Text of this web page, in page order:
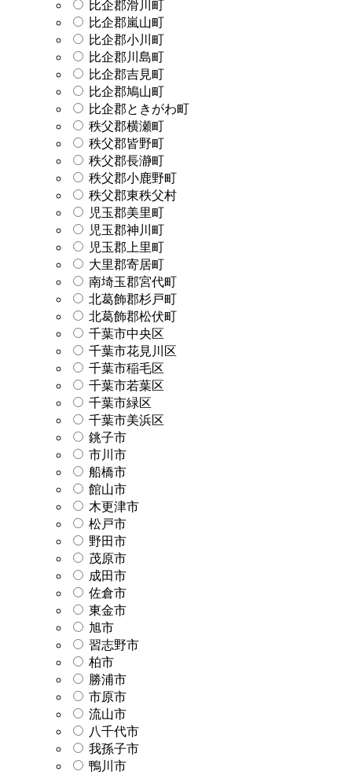
比企郡滑川町
比企郡嵐山町
比企郡小川町
比企郡川島町
比企郡吉見町
比企郡鳩山町
比企郡ときがわ町
秩父郡横瀬町
秩父郡皆野町
秩父郡長瀞町
秩父郡小鹿野町
秩父郡東秩父村
児玉郡美里町
児玉郡神川町
児玉郡上里町
大里郡寄居町
南埼玉郡宮代町
北葛飾郡杉戸町
北葛飾郡松伏町
千葉市中央区
千葉市花見川区
千葉市稲毛区
千葉市若葉区
千葉市緑区
千葉市美浜区
銚子市
市川市
船橋市
館山市
木更津市
松戸市
野田市
茂原市
成田市
佐倉市
東金市
旭市
習志野市
柏市
勝浦市
市原市
流山市
八千代市
我孫子市
鴨川市